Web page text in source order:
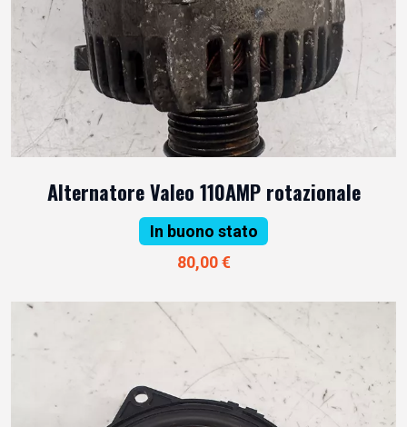
Alternatore Valeo 110AMP rotazionale
In buono stato
80,00 €